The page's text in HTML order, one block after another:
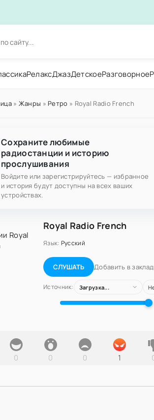
РелаксДжазДетскоеРазговорное
» Жанры » Ретро » Royal Radio French
Сохраните любимые
радиостанции и историю
прослушивания
Войдите или зарегистрируйтесь — избранное
и история будут доступны на всех ваших
устройствах.
Royal Radio French
Язык: Русский
СЛУШАТЬ Добавить в
Источник: Загрузка...
0 0 0 1